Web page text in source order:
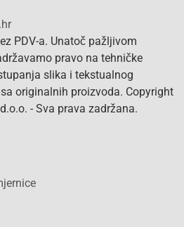
PDV-a. Unatoč pažljivom
pravo na tehničke
slika i tekstualnog
originalnih proizvoda. Copyright
- Sva prava zadržana.